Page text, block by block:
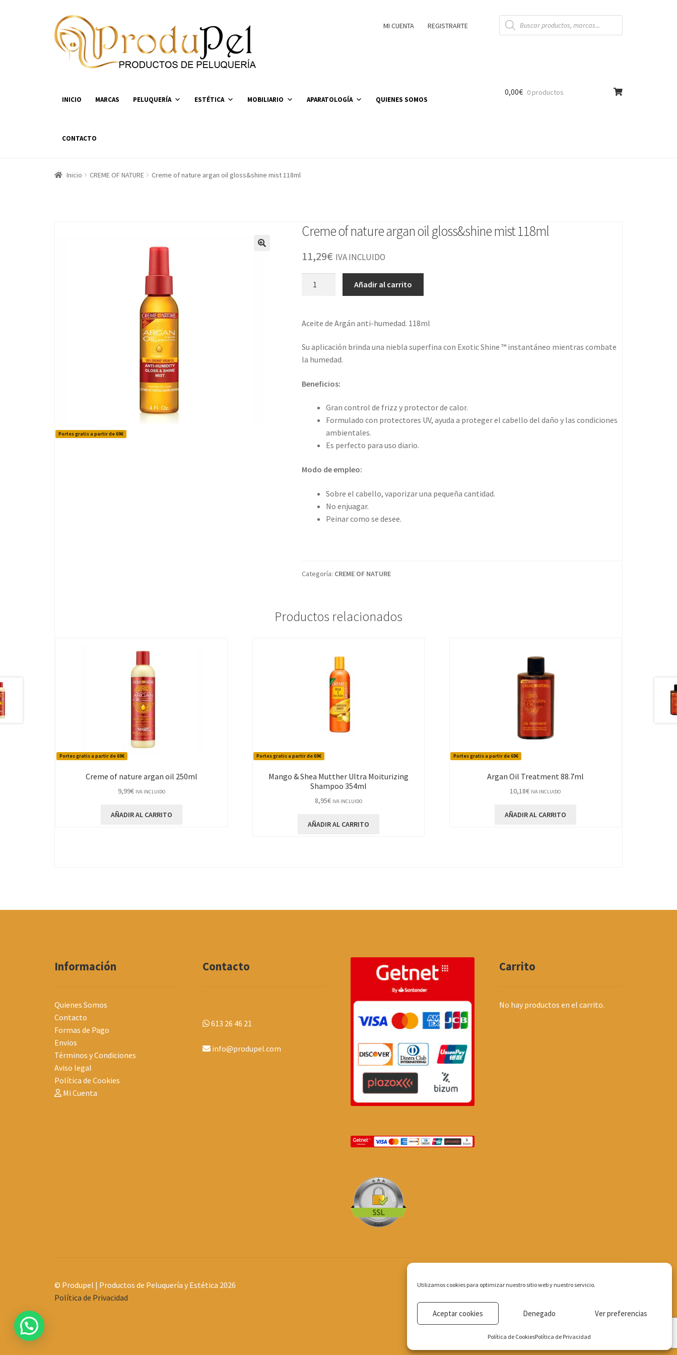
Utilizamos cookies para optimizar nuestro sitio web y nuestro servicio.
Aceptar cookies Denegado Ver preferencias
Política de CookiesPolítica de Privacidad
Ir
a
la
navegación
Ir
al
contenido
MI CUENTA REGISTRARTE
Búsqueda
de
productos
INICIO MARCAS PELUQUERÍA ESTÉTICA MOBILIARIO APARATOLOGÍA QUIENES SOMOS
CONTACTO
0,00€ 0 productos
Inicio CREME OF NATURE Creme of nature argan oil gloss&shine mist 118ml
Portes gratis a partir de 69€
Creme of nature argan oil gloss&shine mist 118ml
11,29€ IVA INCLUIDO
oil
gloss&shine
mist
cantidad
Añadir al carrito
Aceite de Argán anti-humedad. 118ml
Su aplicación brinda una niebla superfina con Exotic Shine ™ instantáneo mientras combate
la humedad.
Beneficios:
Gran control de frizz y protector de calor.
Formulado con protectores UV, ayuda a proteger el cabello del daño y las condiciones
ambientales.
Es perfecto para uso diario.
Modo de empleo:
Sobre el cabello, vaporizar una pequeña cantidad.
No enjuagar.
Peinar como se desee.
Categoría: CREME OF NATURE
Productos relacionados
Portes gratis a partir de 69€
Creme of nature argan oil 250ml
9,99€ IVA INCLUIDO
AÑADIR AL CARRITO
Portes gratis a partir de 69€
Mango & Shea Mutther Ultra Moiturizing
Shampoo 354ml
8,95€ IVA INCLUIDO
AÑADIR AL CARRITO
Portes gratis a partir de 69€
Argan Oil Treatment 88.7ml
10,18€ IVA INCLUIDO
AÑADIR AL CARRITO
Información
Quienes Somos
Contacto
Formas de Pago
Envios
Términos y Condiciones
Aviso legal
Política de Cookies
Mi Cuenta
Contacto
613 26 46 21
info@produpel.com
Carrito
No hay productos en el carrito.
© Produpel | Productos de Peluquería y Estética 2026
Política de Privacidad